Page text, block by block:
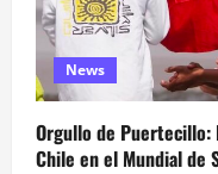
News
Orgullo de
Chile en el Mundial de